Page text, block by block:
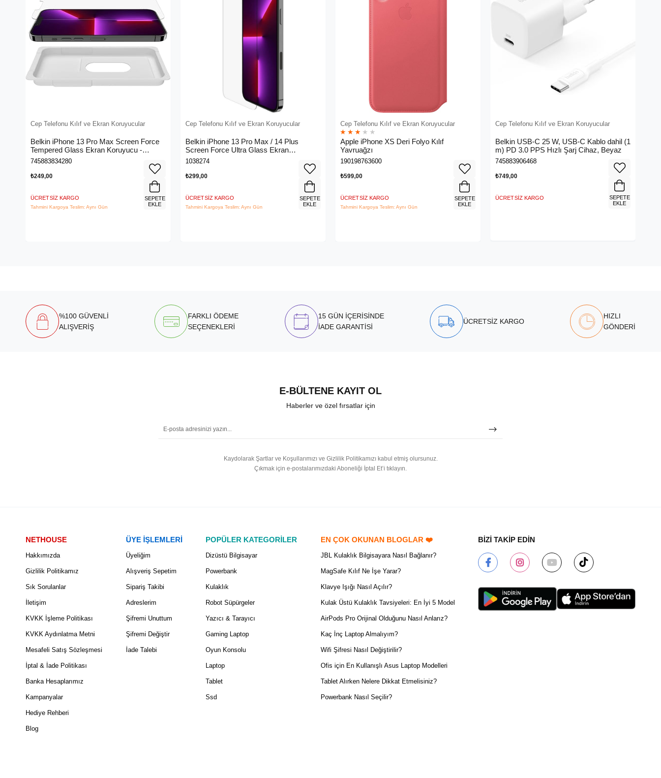
Cep Telefonu Kılıf ve Ekran Koruyucular
Belkin iPhone 13 Pro Max Screen Force
Tempered Glass Ekran Koruyucu -
OvaO70ZZ
745883834280
₺249,00
ÜCRETSIZ KARGO
Tahmini Kargoya Teslim: Aynı Gün
SEPETE
EKLE
Cep Telefonu Kılıf ve Ekran Koruyucular
Belkin iPhone 13 Pro Max / 14 Plus
Screen Force Ultra Glass Ekran
Koruyucu - Ova079ZZ
1038274
₺299,00
ÜCRETSIZ KARGO
Tahmini Kargoya Teslim: Aynı Gün
SEPETE
EKLE
Cep Telefonu Kılıf ve Ekran Koruyucular
★ ★ ★ ★ ★
Apple iPhone XS Deri Folyo Kılıf
Yavruağzı
190198763600
₺599,00
ÜCRETSIZ KARGO
Tahmini Kargoya Teslim: Aynı Gün
SEPETE
EKLE
Cep Telefonu Kılıf ve Ekran Koruyucular
Belkin USB-C 25 W, USB-C Kablo dahil (1
m) PD 3.0 PPS Hızlı Şarj Cihaz, Beyaz
745883906468
₺749,00
ÜCRETSIZ KARGO
SEPETE
EKLE
%100 GÜVENLİ
ALIŞVERİŞ
FARKLI ÖDEME
SEÇENEKLERİ
15 GÜN İÇERİSİNDE
İADE GARANTİSİ
ÜCRETSİZ KARGO
HIZLI
GÖNDERİ
E-BÜLTENE KAYIT OL
Haberler ve özel fırsatlar için
Kaydolarak Şartlar ve Koşullarımızı ve Gizlilik Politikamızı kabul etmiş olursunuz.
Çıkmak için e-postalarımızdaki Aboneliği İptal Et’i tıklayın.
NETHOUSE
Hakkımızda
Gizlilik Politikamız
Sık Sorulanlar
İletişim
KVKK İşleme Politikası
KVKK Aydınlatma Metni
Mesafeli Satış Sözleşmesi
İptal & İade Politikası
Banka Hesaplarımız
Kampanyalar
Hediye Rehberi
Blog
ÜYE İŞLEMLERİ
Üyeliğim
Alışveriş Sepetim
Sipariş Takibi
Adreslerim
Şifremi Unuttum
Şifremi Değiştir
İade Talebi
POPÜLER KATEGORİLER
Dizüstü Bilgisayar
Powerbank
Kulaklık
Robot Süpürgeler
Yazıcı & Tarayıcı
Gaming Laptop
Oyun Konsolu
Laptop
Tablet
Ssd
EN ÇOK OKUNAN BLOGLAR ❤️
JBL Kulaklık Bilgisayara Nasıl Bağlanır?
MagSafe Kılıf Ne İşe Yarar?
Klavye Işığı Nasıl Açılır?
Kulak Üstü Kulaklık Tavsiyeleri: En İyi 5 Model
AirPods Pro Orijinal Olduğunu Nasıl Anlarız?
Kaç İnç Laptop Almalıyım?
Wifi Şifresi Nasıl Değiştirilir?
Ofis için En Kullanışlı Asus Laptop Modelleri
Tablet Alırken Nelere Dikkat Etmelisiniz?
Powerbank Nasıl Seçilir?
BİZİ TAKİP EDİN